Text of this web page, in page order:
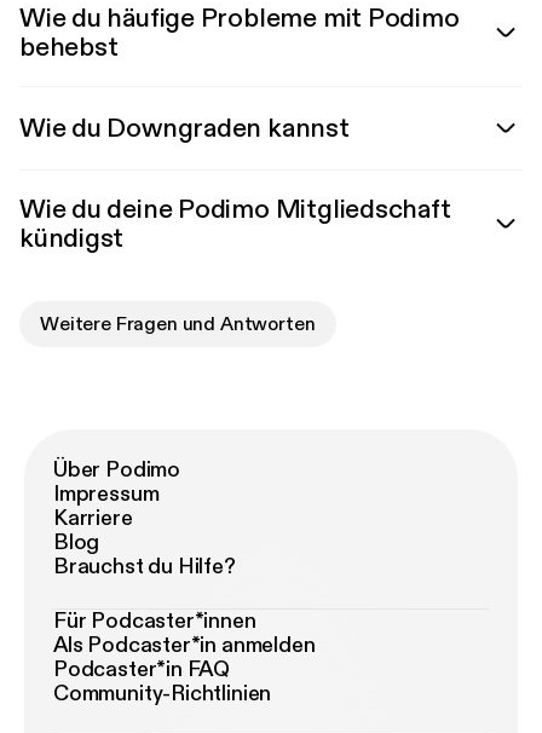
Wie du häufige Probleme mit Podimo
behebst
Wie du Downgraden kannst
Wie du deine Podimo Mitgliedschaft
kündigst
Weitere Fragen und Antworten
Über Podimo
Impressum
Karriere
Blog
Brauchst du Hilfe?
Für Podcaster*innen
Als Podcaster*in anmelden
Podcaster*in FAQ
Community-Richtlinien